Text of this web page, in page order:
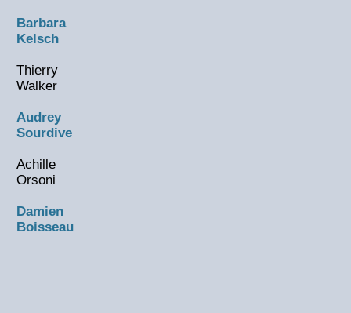
Barbara
Kelsch
Thierry
Walker
Audrey
Sourdive
Achille
Orsoni
Damien
Boisseau